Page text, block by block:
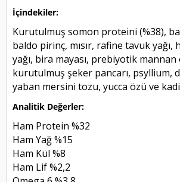
İçindekiler:
Kurutulmuş somon proteini (%38),
baldo pirinç, mısır, rafine tavuk yağı,
yağı, bira mayası, prebiyotik
kurutulmuş şeker pancarı, psyllium,
yaban mersini tozu, yucca özü ve
Analitik Değerler:
Ham Protein %32
Ham Yağ %15
Ham Kül %8
Ham Lif %2,2